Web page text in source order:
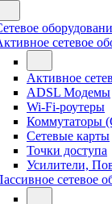
сетевое
Активное
ADSL Модемы
Wi-Fi-роутеры
Коммутаторы
Сетевые карты
Точки доступа
Усилители,
сетевое